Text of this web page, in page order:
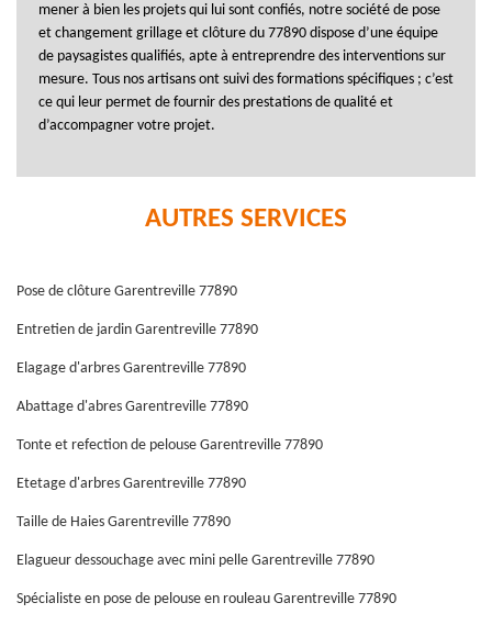
mener à bien les projets qui lui sont confiés, notre société de pose
et changement grillage et clôture du 77890 dispose d’une équipe
de paysagistes qualifiés, apte à entreprendre des interventions sur
mesure. Tous nos artisans ont suivi des formations spécifiques ; c’est
ce qui leur permet de fournir des prestations de qualité et
d’accompagner votre projet.
AUTRES SERVICES
Pose de clôture Garentreville 77890
Entretien de jardin Garentreville 77890
Elagage d'arbres Garentreville 77890
Abattage d'abres Garentreville 77890
Tonte et refection de pelouse Garentreville 77890
Etetage d'arbres Garentreville 77890
Taille de Haies Garentreville 77890
Elagueur dessouchage avec mini pelle Garentreville 77890
Spécialiste en pose de pelouse en rouleau Garentreville 77890